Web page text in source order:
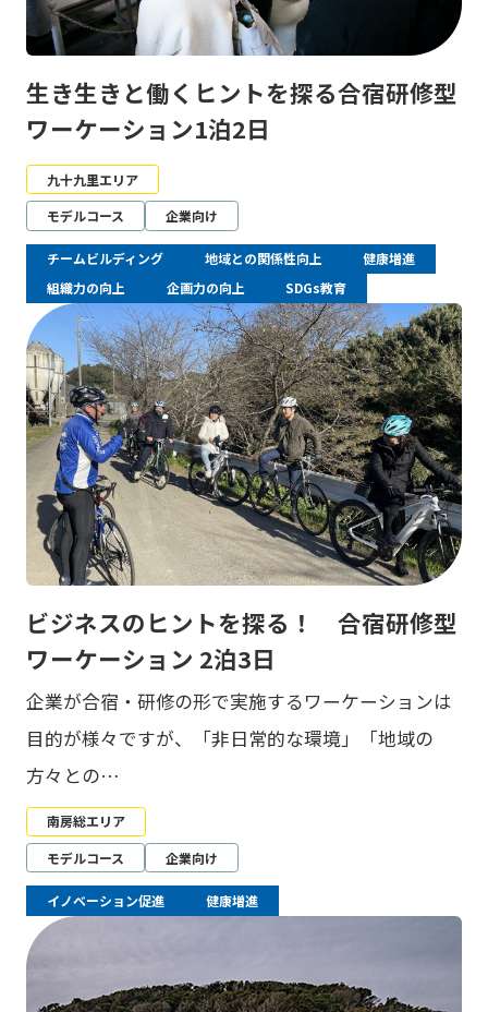
生き生きと働くヒントを探る合宿研修型
ワーケーション1泊2日
九十九里エリア
モデルコース
企業向け
チームビルディング 地域との関係性向上
健康増進
組織力の向上
企画力の向上 SDGs教育
ビジネスのヒントを探る！ 合宿研修型
ワーケーション 2泊3日
企業が合宿・研修の形で実施するワーケーションは
目的が様々ですが、「非日常的な環境」「地域の
方々との…
南房総エリア
モデルコース
企業向け
イノベーション促進 健康増進